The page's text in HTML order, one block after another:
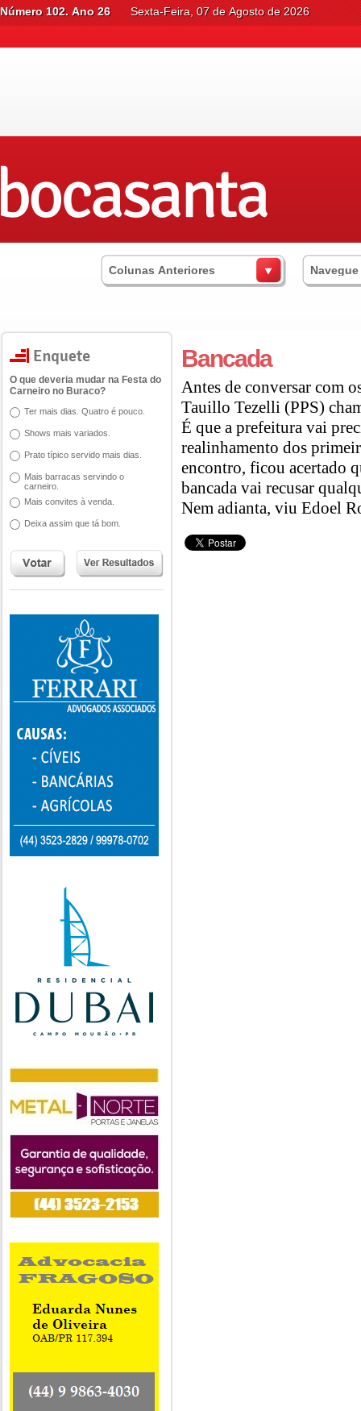
Número 102. Ano 26 Sexta-Feira, 07 de Agosto de 2026
Colunas Anteriores
O que deveria mudar na Festa do
Carneiro no Buraco?
Ter mais dias. Quatro é pouco.
Shows mais variados.
Prato típico servido mais dias.
Mais barracas servindo o
carneiro.
Mais convites à venda.
Deixa assim que tá bom.
Bancada
Antes de conversar com
Tauillo Tezelli (PPS)
É que a prefeitura vai
realinhamento dos
encontro, ficou acertado
bancada vai recusar
Nem adianta, viu Edoel